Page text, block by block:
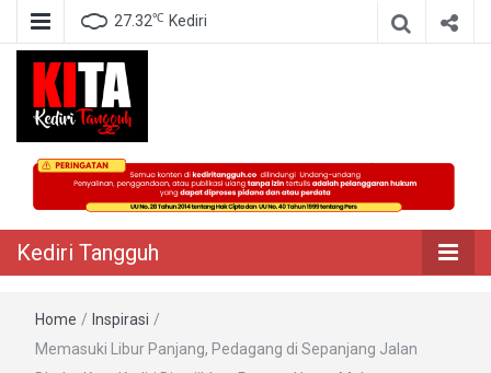
27.32℃ Kediri
Kediri Tangguh
Berita Akurat Terpercaya
Kediri Tangguh
Home / Inspirasi /
Memasuki Libur Panjang, Pedagang di Sepanjang Jalan